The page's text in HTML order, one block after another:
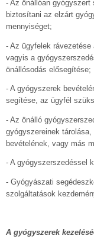
- Az önállóan
biztosítani az elzárt
mennyiséget;
- Az ügyfelek rávezetése
vagyis a
önállósodás elősegítése;
- A gyógyszerek
segítése, az ügyfél
- Az önálló
gyógyszereinek
bevételének, vagy más
- A gyógyszerszedéssel
- Gyógyászati
szolgáltatások
A gyógyszerek